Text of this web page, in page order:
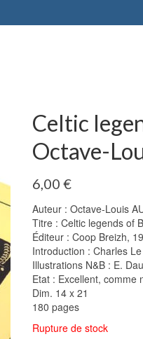
Celtic
Octave-
6,00 €
Auteur : Octave-Louis
Titre : Celtic legends of
Éditeur : Coop Breizh,
Introduction : Charles
Illustrations N&B : E.
Etat : Excellent, comme
Dim. 14 x 21
180 pages
Rupture de stock